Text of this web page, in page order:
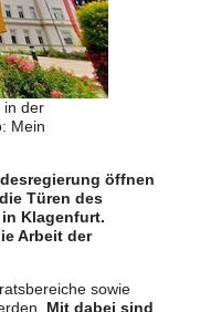
in der
Mein
öffnen
Türen des
Klagenfurt.
Arbeit der
sowie
Mit dabei sind